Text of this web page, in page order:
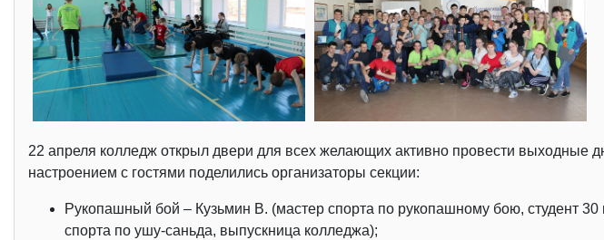
22 апреля колледж открыл двери для всех желающих активно провести выходные
настроением с гостями поделились организаторы секции:
Рукопашный бой – Кузьмин В. (мастер спорта по рукопашному бою, студент
спорта по ушу-саньда, выпускница колледжа);